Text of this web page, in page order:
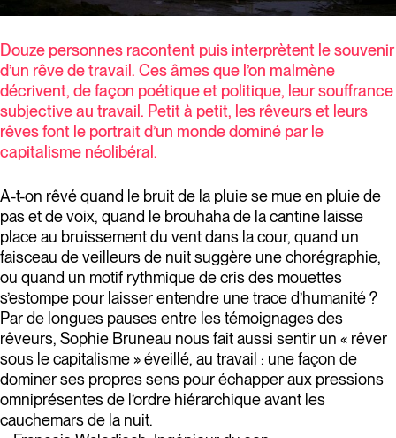
Douze personnes racontent puis interprètent le souvenir
d’un rêve de travail. Ces âmes que l’on malmène
décrivent, de façon poétique et politique, leur souffrance
subjective au travail. Petit à petit, les rêveurs et leurs
rêves font le portrait d’un monde dominé par le
capitalisme néolibéral.
A-t-on rêvé quand le bruit de la pluie se mue en pluie de
pas et de voix, quand le brouhaha de la cantine laisse
place au bruissement du vent dans la cour, quand un
faisceau de veilleurs de nuit suggère une chorégraphie,
ou quand un motif rythmique de cris des mouettes
s’estompe pour laisser entendre une trace d’humanité ?
Par de longues pauses entre les témoignages des
rêveurs, Sophie Bruneau nous fait aussi sentir un « rêver
sous le capitalisme » éveillé, au travail : une façon de
dominer ses propres sens pour échapper aux pressions
omniprésentes de l’ordre hiérarchique avant les
cauchemars de la nuit.